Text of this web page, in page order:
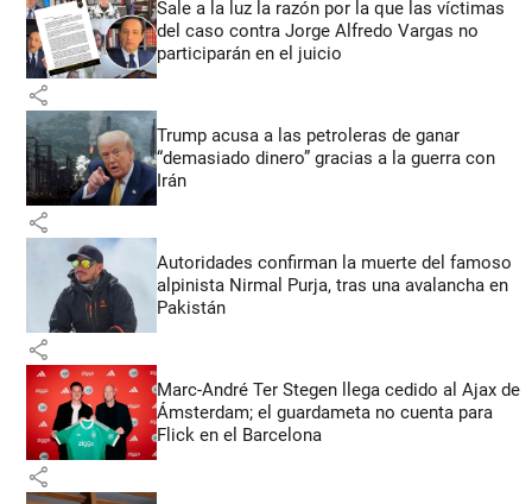
Sale a la luz la razón por la que las víctimas
del caso contra Jorge Alfredo Vargas no
participarán en el juicio
share
Trump acusa a las petroleras de ganar
“demasiado dinero” gracias a la guerra con
Irán
share
Autoridades confirman la muerte del famoso
alpinista Nirmal Purja, tras una avalancha en
Pakistán
share
Marc-André Ter Stegen llega cedido al Ajax de
Ámsterdam; el guardameta no cuenta para
Flick en el Barcelona
share